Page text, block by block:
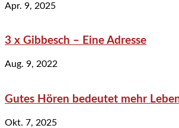
Apr. 9, 2025
3 x Gibbesch – Eine Adresse
Aug. 9, 2022
Gutes Hören bedeutet mehr
Okt. 7, 2025